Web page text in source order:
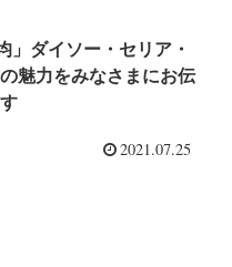
」ダイソー・セリア・
魅力をみなさまにお伝
2021.07.25